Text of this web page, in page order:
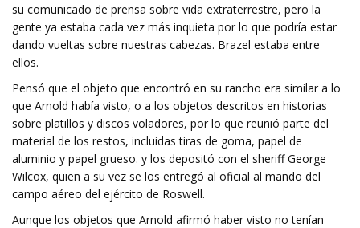
su comunicado de prensa sobre vida extraterrestre, pero la
gente ya estaba cada vez más inquieta por lo que podría estar
dando vueltas sobre nuestras cabezas. Brazel estaba entre
ellos.
Pensó que el objeto que encontró en su rancho era similar a lo
que Arnold había visto, o a los objetos descritos en historias
sobre platillos y discos voladores, por lo que reunió parte del
material de los restos, incluidas tiras de goma, papel de
aluminio y papel grueso. y los depositó con el sheriff George
Wilcox, quien a su vez se los entregó al oficial al mando del
campo aéreo del ejército de Roswell.
Aunque los objetos que Arnold afirmó haber visto no tenían